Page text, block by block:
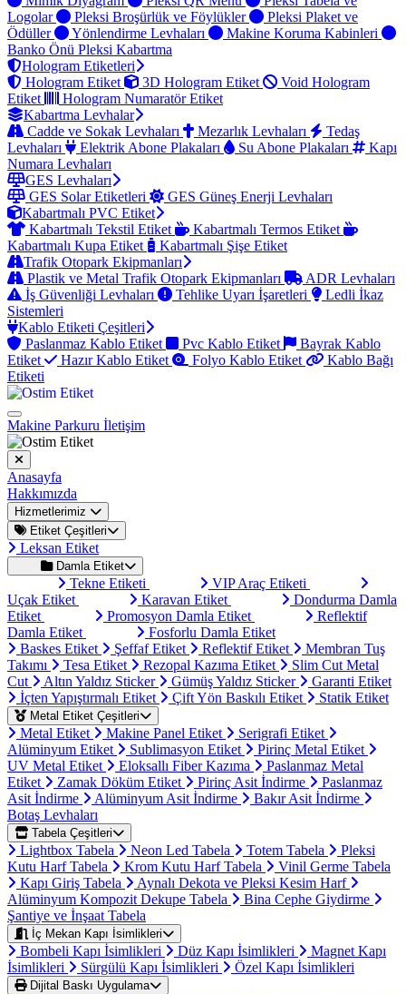
Logolar
Pleksi Broşürlük ve Föylükler
Pleksi Plaket ve
Ödüller
Yönlendirme Levhaları
Makine Koruma Kabinleri
Banko Önü Pleksi Kabartma
Hologram Etiketleri
Hologram Etiket
3D Hologram Etiket
Void Hologram
Etiket
Hologram Numaratör Etiket
Kabartma Levhalar
Cadde ve Sokak Levhaları
Mezarlık Levhaları
Tedaş
Levhaları
Elektrik Abone Plakaları Su Abone Plakaları
Kapı
Numara Levhaları
GES Levhaları
GES Solar Etiketleri
GES Güneş Enerji Levhaları
Kabartmalı PVC Etiket
Kabartmalı Tekstil Etiket
Kabartmalı Termos Etiket
Kabartmalı Kupa Etiket
Kabartmalı Şişe Etiket
Trafik Otopark Ekipmanları
Plastik ve Metal Trafik Otopark Ekipmanları
ADR Levhaları
İş Güvenliği Levhaları
Tehlike Uyarı İşaretleri
Ledli İkaz
Sistemleri
Kablo Etiketi Çeşitleri
Paslanmaz Kablo Etiket
Pvc Kablo Etiket
Bayrak Kablo
Etiket
Hazır Kablo Etiket Folyo Kablo Etiket
Kablo Bağı
Etiketi
Makine Parkuru İletişim
Anasayfa
Hakkımızda
Hizmetlerimiz
Etiket Çeşitleri
Leksan Etiket
Damla Etiket
Tekne Etiketi
VIP Araç Etiketi
Uçak Etiket
Karavan Etiket
Dondurma Damla
Etiket
Promosyon Damla Etiket
Reflektif
Damla Etiket
Fosforlu Damla Etiket
Baskes Etiket
Şeffaf Etiket Reflektif Etiket
Membran Tuş
Takımı
Tesa Etiket Rezopal Kazıma Etiket
Slim Cut Metal
Cut
Altın Yaldız Sticker Gümüş Yaldız Sticker
Garanti Etiket
İçten Yapıştırmalı Etiket
Çift Yön Baskılı Etiket Statik Etiket
Metal Etiket Çeşitleri
Metal Etiket Makine Panel Etiket
Serigrafi Etiket
Alüminyum Etiket
Sublimasyon Etiket
Pirinç Metal Etiket
UV Metal Etiket
Eloksallı Fiber Kazıma
Paslanmaz Metal
Etiket
Zamak Döküm Etiket Pirinç Asit İndirme
Paslanmaz
Asit İndirme
Alüminyum Asit İndirme
Bakır Asit İndirme
Botaş Levhaları
Tabela Çeşitleri
Lightbox Tabela Neon Led Tabela Totem Tabela
Pleksi
Kutu Harf Tabela
Krom Kutu Harf Tabela
Vinil Germe Tabela
Kapı Giriş Tabela
Aynalı Dekota ve Pleksi Kesim Harf
Alüminyum Kompozit Dekupe Tabela
Bina Cephe Giydirme
Şantiye ve İnşaat Tabela
İç Mekan Kapı İsimlikleri
Bombeli Kapı İsimlikleri Düz Kapı İsimlikleri
Magnet Kapı
İsimlikleri
Sürgülü Kapı İsimlikleri Özel Kapı İsimlikleri
Dijital Baskı Uygulama